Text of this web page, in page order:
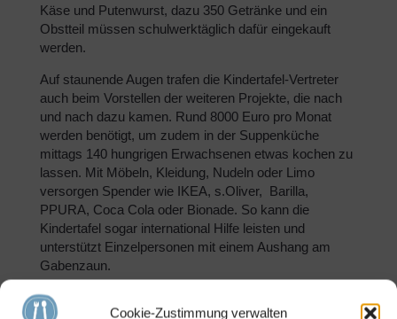
Cookie-Zustimmung verwalten
Käse und Putenwurst, dazu 350 Getränke und ein
Obstteil müssen schulwerktäglich dafür eingekauft
werden.
Auf staunende Augen trafen die Kindertafel-Vertreter
auch beim Vorstellen der weiteren Projekte, die nach
und nach dazu kamen. Rund 8000 Euro pro Monat
werden benötigt, um zudem in der Suppenküche
mittags 140 hungrigen Erwachsenen etwas kochen zu
lassen. Mit Möbeln, Kleidung, Nudeln oder Limo
versorgen Spender wie IKEA, s.Oliver, Barilla,
PPURA, Coca Cola oder Bionade. So kann die
Kindertafel sogar international Hilfe leisten und
unterstützt Einzelpersonen mit einem Aushang am
Gabenzaun.
4500 ehrenamtliche Stunden pro Jahr leisten die rund
20 Mitarbeiter. Trotzdem oder vielleicht gerade deshalb